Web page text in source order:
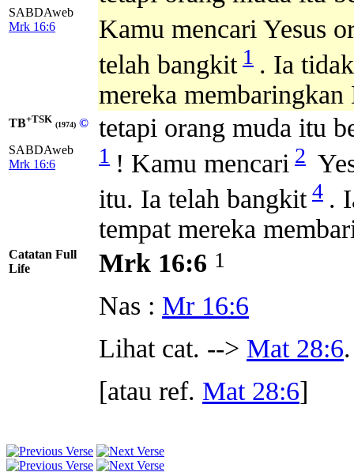
SABDAweb
Mrk 16:6
Kamu mencari Yesus
telah bangkit 1 . Ia
mereka membaringkan
TB+TSK (1974) ©
SABDAweb
Mrk 16:6
tetapi orang muda itu
1 ! Kamu mencari 2
itu. Ia telah bangkit 4 .
tempat mereka
Catatan Full
Life
Mrk 16:6 1
Nas : Mr 16:6
Lihat cat. --> Mat 28:6.
[atau ref. Mat 28:6]